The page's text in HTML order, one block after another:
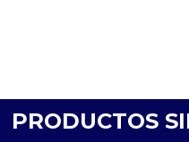
PRODUCTOS